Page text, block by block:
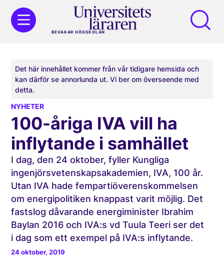
BEVAKAR HÖGSKOLAN
Det här innehållet kommer från vår tidigare hemsida och
kan därför se annorlunda ut. Vi ber om överseende med
detta.
NYHETER
100-åriga IVA vill ha
inflytande i samhället
I dag, den 24 oktober, fyller Kungliga
ingenjörsvetenskapsakademien, IVA, 100 år.
Utan IVA hade fempartiöverenskommelsen
om energipolitiken knappast varit möjlig. Det
fastslog dåvarande energiminister Ibrahim
Baylan 2016 och IVA:s vd Tuula Teeri ser det
i dag som ett exempel på IVA:s inflytande.
24 oktober, 2019